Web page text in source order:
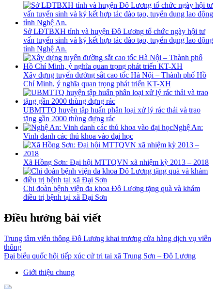
Sở LĐTBXH tỉnh và huyện Đô Lương tổ chức ngày hội tư
vấn tuyển sinh và ký kết hợp tác đào tạo, tuyển dụng lao động
tỉnh Nghệ An.
Xây dựng tuyến đường sắt cao tốc Hà Nội – Thành phố Hồ
Chí Minh, ý nghĩa quan trọng phát triển KT-XH
UBMTTQ huyện tập huấn phân loại xử lý rác thải và trao
tặng gần 2000 thùng đựng rác
Nghệ An:
Vinh danh các thủ khoa vào đại học
Xã Hồng Sơn: Đại hội MTTQVN xã nhiệm kỳ 2013 – 2018
Chi đoàn bệnh viện đa khoa Đô Lương tặng quà và khám
điều trị bệnh tại xã Đại Sơn
Điều hướng bài viết
Trung tâm viễn thông Đô Lương khai trương cửa hàng dịch vụ viễn
thông
Đại biểu quốc hội tiếp xúc cử tri tai xã Trung Sơn – Đô Lương
Giới thiệu chung